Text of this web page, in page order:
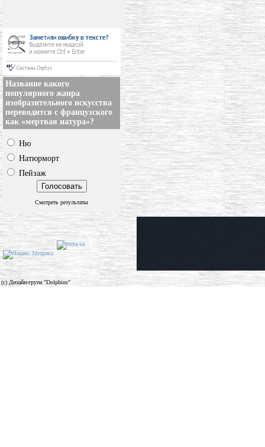
Название какого
популярного жанра
изобразительного искусства
переводится с французского
как «мертвая натура»?
Ню
Натюрморт
Пейзаж
Смотреть результаты
(c) Дизайн-група "Dolphins"